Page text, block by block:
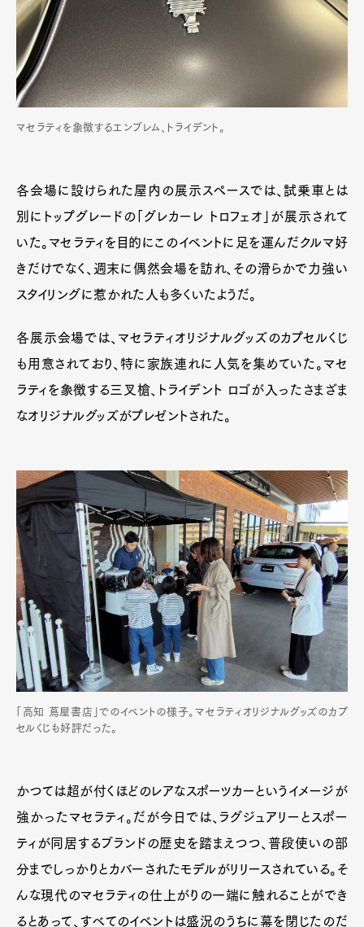
マセラティを象徴するエンブレム、トライデント。
各会場に設けられた屋内の展示スペースでは、試乗車とは
別にトップグレードの「グレカーレ トロフェオ」が展示されて
いた。マセラティを目的にこのイベントに足を運んだクルマ好
きだけでなく、週末に偶然会場を訪れ、その滑らかで力強い
スタイリングに惹かれた人も多くいたようだ。
各展示会場では、マセラティオリジナルグッズのカプセルくじ
も用意されており、特に家族連れに人気を集めていた。マセ
ラティを象徴する三叉槍、トライデント ロゴが入ったさまざま
なオリジナルグッズがプレゼントされた。
「高知 蔦屋書店」でのイベントの様子。マセラティオリジナルグッズのカプ
セルくじも好評だった。
かつては超が付くほどのレアなスポーツカーというイメージが
強かったマセラティ。だが今日では、ラグジュアリーとスポー
ティが同居するブランドの歴史を踏まえつつ、普段使いの部
分までしっかりとカバーされたモデルがリリースされている。そ
んな現代のマセラティの仕上がりの一端に触れることができ
るとあって、すべてのイベントは盛況のうちに幕を閉じたのだ